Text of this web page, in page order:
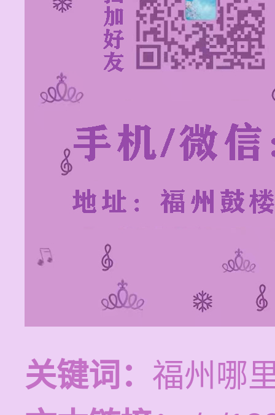
关键词： 福州哪